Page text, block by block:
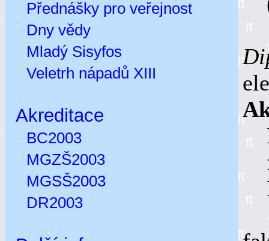
Přednášky pro veřejnost
Dny vědy
Mladý Sisyfos
Veletrh nápadů XIII
Akreditace
BC2003
MGZŠ2003
MGSŠ2003
DR2003